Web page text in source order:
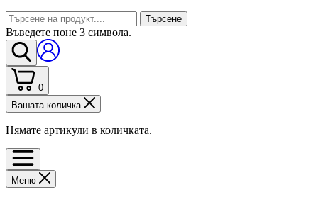
Търсене
Въведете поне 3 символа.
0
Вашата количка
Нямате артикули в количката.
Меню